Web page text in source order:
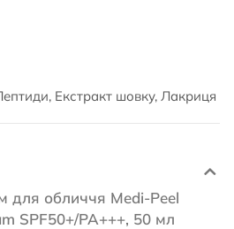
Екстракт шовку, Лакриця
для обличчя Medi-Peel
SPF50+/PA+++, 50 мл